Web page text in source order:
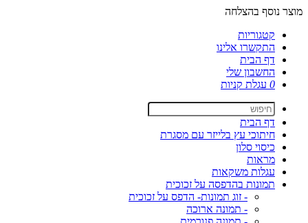
מוצר נוסף בהצלחה
קטגוריות
התקשרו אלינו
דף הבית
החשבון שלי
0 עגלת קניות
דף הבית
חיתוכי עץ בלייזר עם מסגרת
כיסוי סלון
מראות
עגלות משקאות
תמונות בהדפסה על זכוכית
- זוג תמונות- הדפס על זכוכית
- תמונה ארוכה